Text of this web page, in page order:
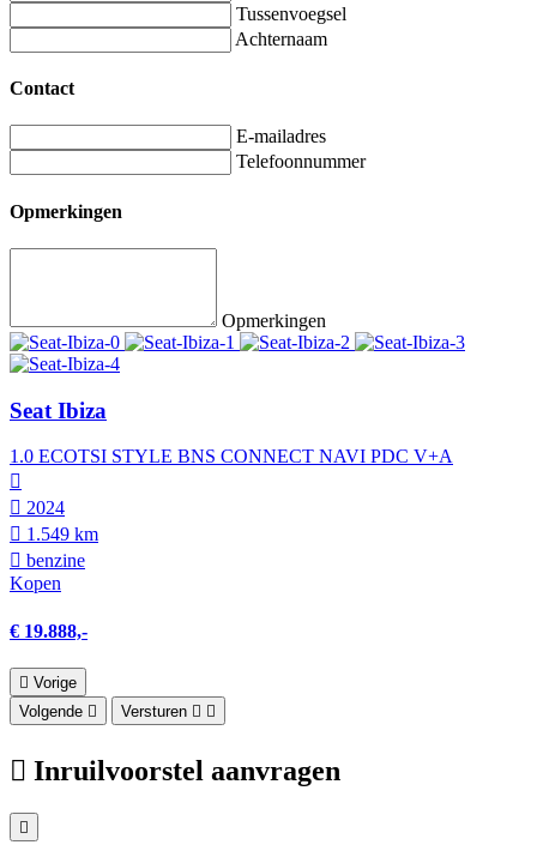
Tussenvoegsel
Achternaam
Contact
E-mailadres
Telefoonnummer
Opmerkingen
Opmerkingen
Seat Ibiza
1.0 ECOTSI STYLE BNS CONNECT NAVI PDC V+A
2024
1.549 km
benzine
Kopen
€ 19.888,-
Vorige
Volgende
Versturen
Inruilvoorstel aanvragen